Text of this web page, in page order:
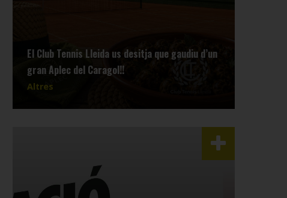
El Club Tennis Lleida us desitja que gaudiu d’un
gran Aplec del Caragol!!
Altres